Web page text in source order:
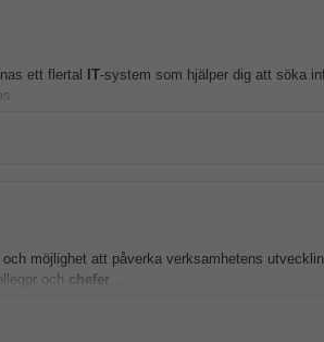
ett flertal IT-system som hjälper dig att söka
möjlighet att påverka verksamhetens
och chefer